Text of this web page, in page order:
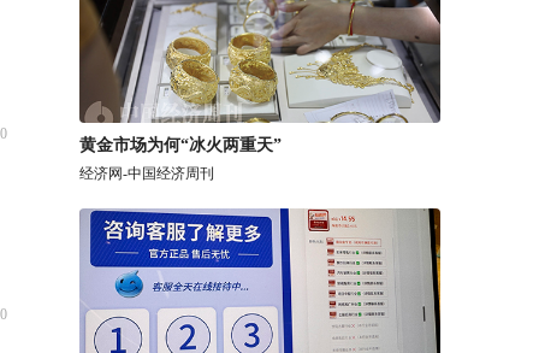
0
0
黄金市场为何“冰火两重天”
经济网-中国经济周刊